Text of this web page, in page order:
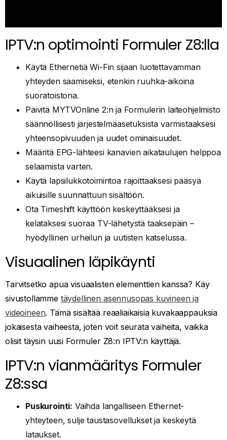
IPTV:n optimointi Formuler Z8:lla
Käytä Ethernetiä Wi-Fin sijaan luotettavamman
yhteyden saamiseksi, etenkin ruuhka-aikoina
suoratoistona.
Päivitä MYTVOnline 2:n ja Formulerin laiteohjelmisto
säännöllisesti järjestelmäasetuksista varmistaaksesi
yhteensopivuuden ja uudet ominaisuudet.
Määritä EPG-lähteesi kanavien aikataulujen helppoa
selaamista varten.
Käytä lapsilukkotoimintoa rajoittaaksesi pääsyä
aikuisille suunnattuun sisältöön.
Ota Timeshift käyttöön keskeyttääksesi ja
kelataksesi suoraa TV-lähetystä taaksepäin –
hyödyllinen urheilun ja uutisten katselussa.
Visuaalinen läpikäynti
Tarvitsetko apua visuaalisten elementtien kanssa? Käy
sivustollamme täydellinen asennusopas kuvineen ja
videoineen. Tämä sisältää reaaliaikaisia kuvakaappauksia
jokaisesta vaiheesta, joten voit seurata vaiheita, vaikka
olisit täysin uusi Formuler Z8:n IPTV:n käyttäjä.
IPTV:n vianmääritys Formuler
Z8:ssa
Puskurointi: Vaihda langalliseen Ethernet-
yhteyteen, sulje taustasovellukset ja keskeytä
lataukset.